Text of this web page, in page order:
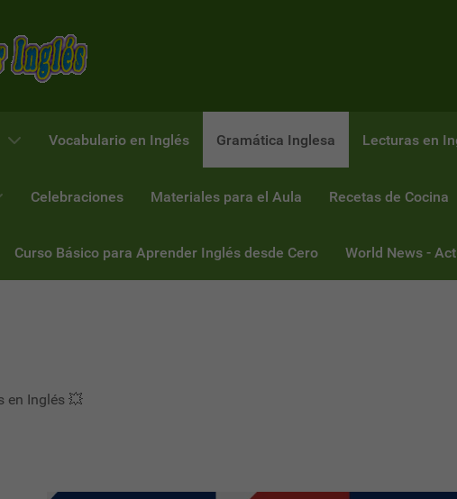
Vocabulario en Inglés Gramática Inglesa Lecturas en
Celebraciones Materiales para el Aula Recetas de Cocina
Curso Básico para Aprender Inglés desde Cero World News -
en Inglés 💥